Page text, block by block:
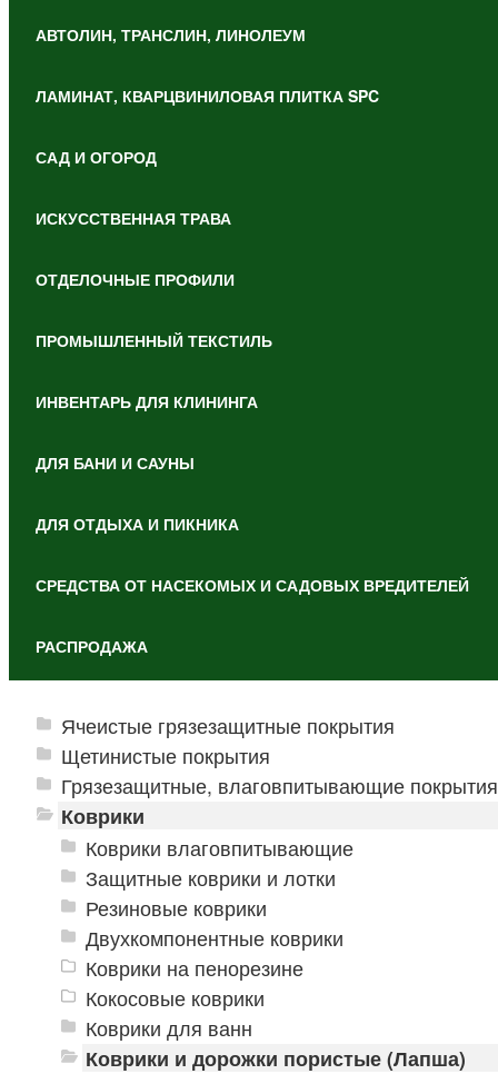
АВТОЛИН, ТРАНСЛИН, ЛИНОЛЕУМ
ЛАМИНАТ, КВАРЦВИНИЛОВАЯ ПЛИТКА SPC
САД И ОГОРОД
ИСКУССТВЕННАЯ ТРАВА
ОТДЕЛОЧНЫЕ ПРОФИЛИ
ПРОМЫШЛЕННЫЙ ТЕКСТИЛЬ
ИНВЕНТАРЬ ДЛЯ КЛИНИНГА
ДЛЯ БАНИ И САУНЫ
ДЛЯ ОТДЫХА И ПИКНИКА
СРЕДСТВА ОТ НАСЕКОМЫХ И САДОВЫХ ВРЕДИТЕЛЕЙ
РАСПРОДАЖА
Ячеистые грязезащитные покрытия
Щетинистые покрытия
Грязезащитные, влаговпитывающие покрытия
Коврики
Коврики влаговпитывающие
Защитные коврики и лотки
Резиновые коврики
Двухкомпонентные коврики
Коврики на пенорезине
Кокосовые коврики
Коврики для ванн
Коврики и дорожки пористые (Лапша)